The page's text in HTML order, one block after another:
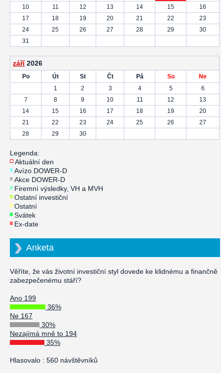
10
11 12 13 14 15
16
17
18 19 20 21 22
23
24
25 26 27 28 29
30
31
září 2026
Po Út St Čt Pá So
Ne
1
2 3 4 5
6
7
8 9 10 11 12
13
14
15 16 17 18 19
20
21
22 23 24 25 26
27
28
29 30
Legenda:
Aktuální den
Avízo DOWER-D
Akce DOWER-D
Firemní výsledky, VH a MVH
Ostatní investiční
Ostatní
Svátek
Ex-date
Anketa
Věříte, že vás životní investiční styl dovede ke klidnému a finančně
zabezpečenému stáří?
Ano 199
36%
Ne 167
30%
Nezajímá mně to 194
35%
Hlasovalo : 560 návštěvníků